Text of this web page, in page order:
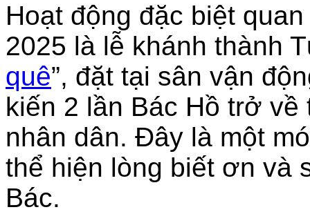
Hoạt động đặc biệt
2025 là lễ khánh thành
quê”, đặt tại sân vận
kiến 2 lần Bác Hồ trở
nhân dân. Đây là một
thể hiện lòng biết ơn và
Bác.